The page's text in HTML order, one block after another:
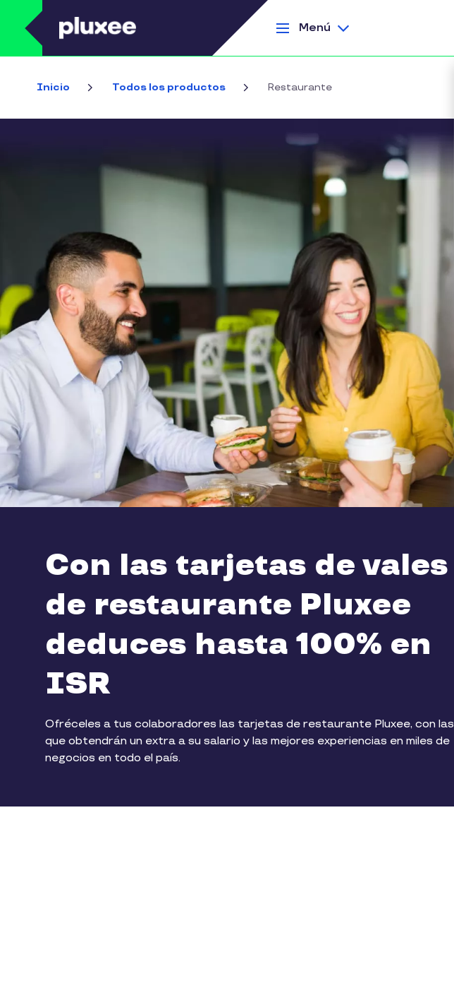
Pasar al contenido principal
Menú
Inicio Todos los productos Restaurante
Con las tarjetas de vales
de restaurante Pluxee
deduces hasta 100% en
ISR
Ofréceles a tus colaboradores las tarjetas de restaurante Pluxee, con las
que obtendrán un extra a su salario y las mejores experiencias en miles de
negocios en todo el país.